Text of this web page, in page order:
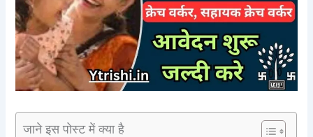
जाने इस पोस्ट में क्या है